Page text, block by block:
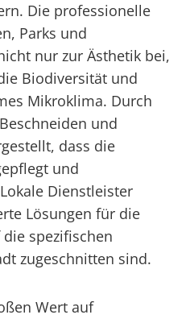
Die professionelle
Parks und
nur zur Ästhetik bei,
Biodiversität und
Mikroklima. Durch
und
dass die
und
Dienstleister
Lösungen für die
spezifischen
zugeschnitten sind.
Wert auf